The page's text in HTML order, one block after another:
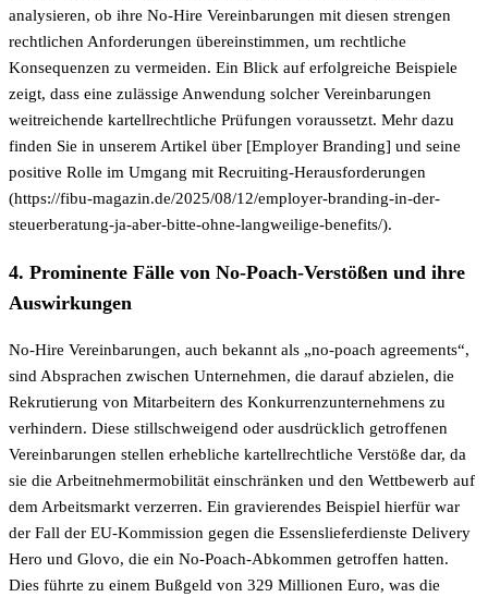
analysieren, ob ihre No-Hire Vereinbarungen mit diesen strengen
rechtlichen Anforderungen übereinstimmen, um rechtliche
Konsequenzen zu vermeiden. Ein Blick auf erfolgreiche Beispiele
zeigt, dass eine zulässige Anwendung solcher Vereinbarungen
weitreichende kartellrechtliche Prüfungen voraussetzt. Mehr dazu
finden Sie in unserem Artikel über [Employer Branding] und seine
positive Rolle im Umgang mit Recruiting-Herausforderungen
(https://fibu-magazin.de/2025/08/12/employer-branding-in-der-
steuerberatung-ja-aber-bitte-ohne-langweilige-benefits/).
4. Prominente Fälle von No-Poach-Verstößen und ihre
Auswirkungen
No-Hire Vereinbarungen, auch bekannt als „no-poach agreements“,
sind Absprachen zwischen Unternehmen, die darauf abzielen, die
Rekrutierung von Mitarbeitern des Konkurrenzunternehmens zu
verhindern. Diese stillschweigend oder ausdrücklich getroffenen
Vereinbarungen stellen erhebliche kartellrechtliche Verstöße dar, da
sie die Arbeitnehmermobilität einschränken und den Wettbewerb auf
dem Arbeitsmarkt verzerren. Ein gravierendes Beispiel hierfür war
der Fall der EU-Kommission gegen die Essenslieferdienste Delivery
Hero und Glovo, die ein No-Poach-Abkommen getroffen hatten.
Dies führte zu einem Bußgeld von 329 Millionen Euro, was die